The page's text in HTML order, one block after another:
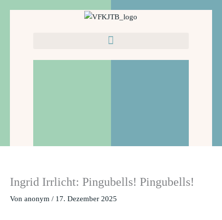
Ingrid Irrlicht: Pingubells! Pingubells!
Von anonym / 17. Dezember 2025